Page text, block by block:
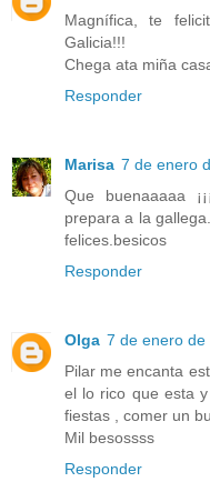
Magnífica, te
Galicia!!!
Chega ata miña
Responder
Marisa 7 de enero
Que buenaaaaa
prepara a la
felices.besicos
Responder
Olga 7 de enero de
Pilar me encanta
el lo rico que esta
fiestas , comer un
Mil besossss
Responder